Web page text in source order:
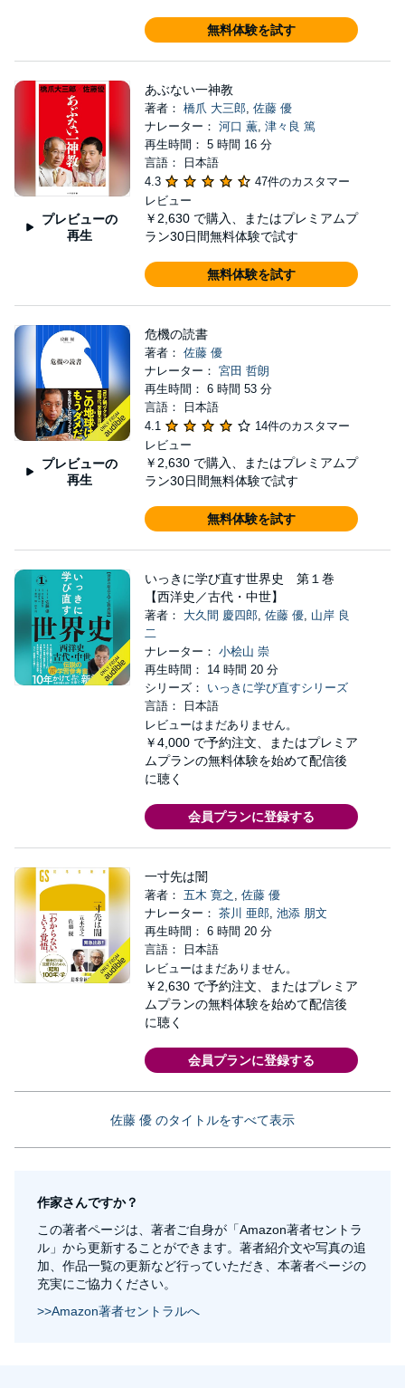
無料体験を試す
プレビューの
再生
あぶない一神教
著者： 橋爪 大三郎, 佐藤 優
ナレーター： 河口 薫, 津々良 篤
再生時間： 5 時間 16 分
言語： 日本語
4.3
47件のカスタマー
レビュー
￥2,630 で購入、またはプレミアムプ
ラン30日間無料体験で試す
無料体験を試す
プレビューの
再生
危機の読書
著者： 佐藤 優
ナレーター： 宮田 哲朗
再生時間： 6 時間 53 分
言語： 日本語
4.1
14件のカスタマー
レビュー
￥2,630 で購入、またはプレミアムプ
ラン30日間無料体験で試す
無料体験を試す
いっきに学び直す世界史 第１巻
【西洋史／古代・中世】
著者： 大久間 慶四郎, 佐藤 優, 山岸 良
二
ナレーター： 小桧山 崇
再生時間： 14 時間 20 分
シリーズ： いっきに学び直すシリーズ
言語： 日本語
レビューはまだありません。
￥4,000 で予約注文、またはプレミア
ムプランの無料体験を始めて配信後
に聴く
会員プランに登録する
一寸先は闇
著者： 五木 寛之 , 佐藤 優
ナレーター： 茶川 亜郎, 池添 朋文
再生時間： 6 時間 20 分
言語： 日本語
レビューはまだありません。
￥2,630 で予約注文、またはプレミア
ムプランの無料体験を始めて配信後
に聴く
会員プランに登録する
佐藤 優 のタイトルをすべて表示
作家さんですか？
この著者ページは、著者ご自身が「Amazon著者セントラ
ル」から更新することができます。著者紹介文や写真の追
加、作品一覧の更新など行っていただき、本著者ページの
充実にご協力ください。
>>Amazon著者セントラルへ